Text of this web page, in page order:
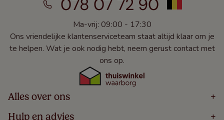
078 07 72 90
Ma-vrij: 09:00 - 17:30
Ons vriendelijke klantenserviceteam staat altijd klaar om je
te helpen. Wat je ook nodig hebt, neem gerust contact met
ons op.
Alles over ons +
Home
Hulp en advies +